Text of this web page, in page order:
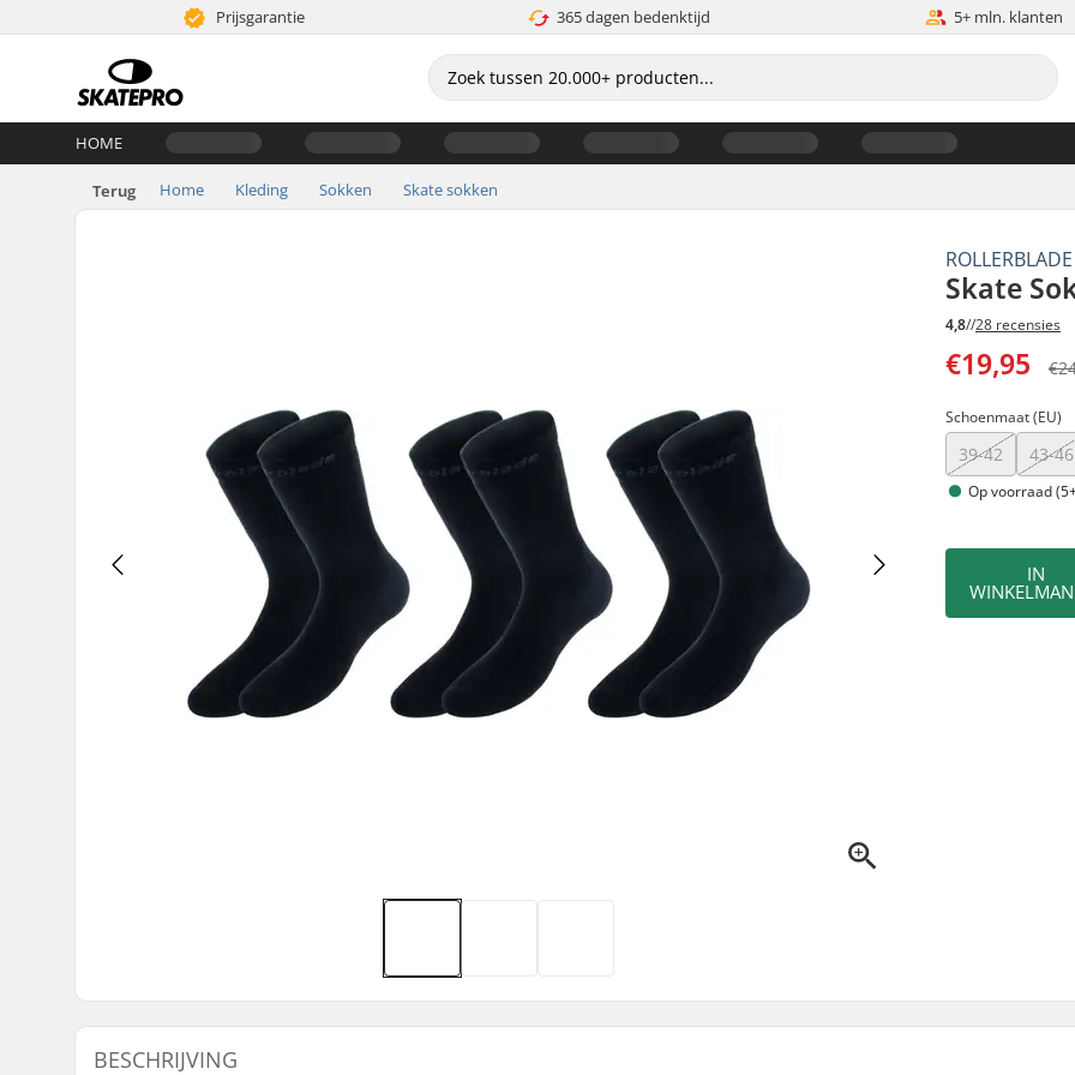
Prijsgarantie 365 dagen bedenktijd 5+ mln. klanten
HOME
Terug Home Kleding Sokken Skate sokken
ROLLERBLADE
Skate
4,8//28 recensies
€19,95
Schoenmaat (EU)
39-42 43-46
Op voorraad
IN
BESCHRIJVING